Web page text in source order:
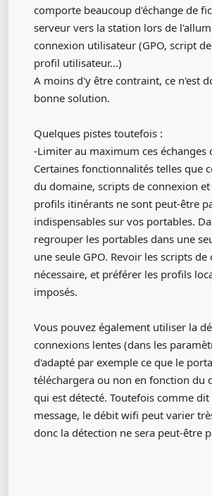
comporte beaucoup d'échange de
serveur vers la station lors de
connexion utilisateur (GPO, script
profil utilisateur...)
A moins d'y être contraint, ce n'est
bonne solution.
Quelques pistes toutefois :
-Limiter au maximum ces échanges
Certaines fonctionnalités telles que
du domaine, scripts de connexion
profils itinérants ne sont peut-être
indispensables sur vos portables.
regrouper les portables dans une
une seule GPO. Revoir les scripts
nécessaire, et préférer les profils
imposés.
Vous pouvez également utiliser la
connexions lentes (dans les
d'adapté par exemple ce que le
téléchargera ou non en fonction du
qui est détecté. Toutefois comme
message, le débit wifi peut varier
donc la détection ne sera peut-être